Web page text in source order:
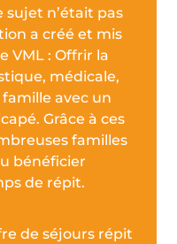
sujet n’était pas
a créé et mis
VML : Offrir la
médicale,
avec un
Grâce à ces
familles
bénéficier
de répit.
de séjours répit